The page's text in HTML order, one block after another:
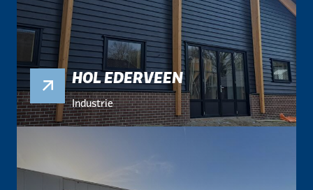
HOL EDERVEEN
Industrie